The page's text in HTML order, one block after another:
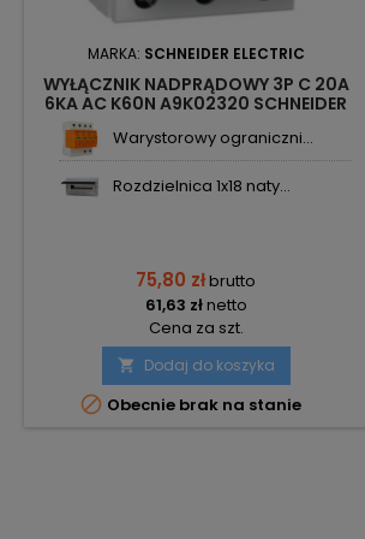
MARKA: SCHNEIDER ELECTRIC
WYŁĄCZNIK NADPRĄDOWY 3P C 20A
6KA AC K60N A9K02320 SCHNEIDER
Warystorowy ograniczni...
Rozdzielnica 1x18 naty...
75,80 złbrutto
61,63 złnetto
Cena za szt.
 Dodaj do koszyka
 Obecnie brak na stanie